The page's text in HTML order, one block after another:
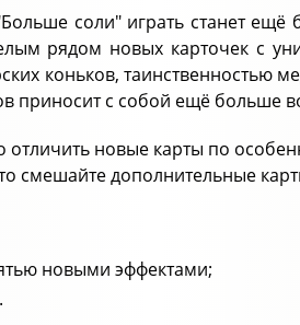
соли" играть станет ещё
рядом новых карточек с
коньков, таинственностью
приносит с собой ещё больше
отличить новые карты по
смешайте дополнительные
новыми эффектами;